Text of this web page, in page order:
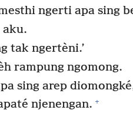
ngerti apa sing
aku.
tak ngertèni.’
rampung ngomong.
sing arep
njenengan. +